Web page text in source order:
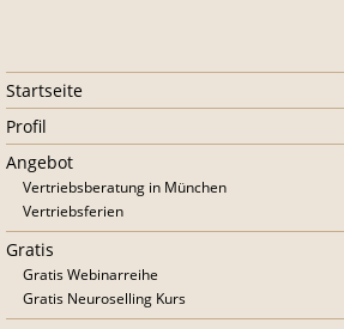
Navigation
überspringen
Startseite
Profil
Angebot
Vertriebsberatung in München
Vertriebsferien
Gratis
Gratis Webinarreihe
Gratis Neuroselling Kurs